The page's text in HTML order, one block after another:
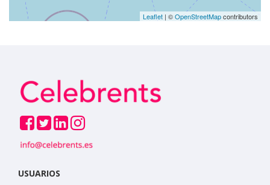
Leaflet | ©OpenStreetMapcontributors
USUARIOS